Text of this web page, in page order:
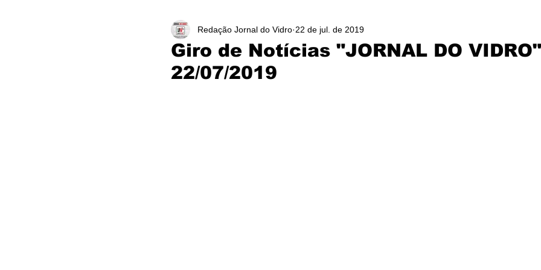
Giro de Notícias "JORNAL DO
22/07/2019
Redação Jornal do Vidro 22 de jul. de 2019